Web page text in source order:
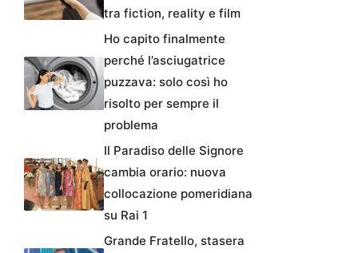
tra fiction, reality e film
Ho capito finalmente
perché l’asciugatrice
puzzava: solo così ho
risolto per sempre il
problema
Il Paradiso delle Signore
cambia orario: nuova
collocazione pomeridiana
su Rai 1
Grande Fratello, stasera